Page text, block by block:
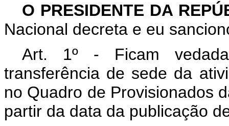
O PRESIDENTE DA
Nacional decreta e eu
Art. 1º - Ficam
transferência de sede da
no Quadro de Provisionados
partir da data da publicação